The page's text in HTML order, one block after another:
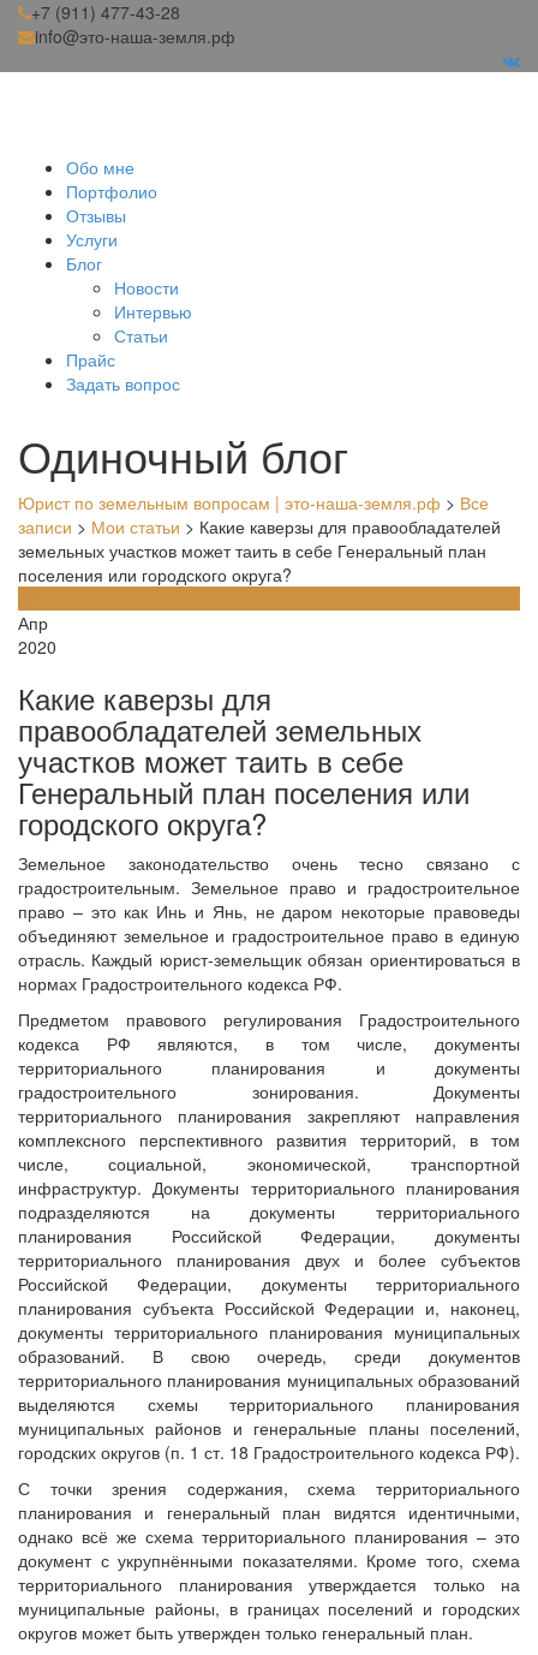
+7 (911) 477-43-28
info@это-наша-земля.рф
Обо мне
Портфолио
Отзывы
Услуги
Блог
Новости
Интервью
Статьи
Прайс
Задать вопрос
Одиночный блог
Юрист по земельным вопросам | это-наша-земля.рф > Все
записи > Мои статьи > Какие каверзы для правообладателей
земельных участков может таить в себе Генеральный план
поселения или городского округа?
Апр
2020
Какие каверзы для
правообладателей земельных
участков может таить в себе
Генеральный план поселения или
городского округа?
Земельное законодательство очень тесно связано с
градостроительным. Земельное право и градостроительное
право – это как Инь и Янь, не даром некоторые правоведы
объединяют земельное и градостроительное право в единую
отрасль. Каждый юрист-земельщик обязан ориентироваться в
нормах Градостроительного кодекса РФ.
Предметом правового регулирования Градостроительного
кодекса РФ являются, в том числе, документы
территориального планирования и документы
градостроительного зонирования. Документы
территориального планирования закрепляют направления
комплексного перспективного развития территорий, в том
числе, социальной, экономической, транспортной
инфраструктур. Документы территориального планирования
подразделяются на документы территориального
планирования Российской Федерации, документы
территориального планирования двух и более субъектов
Российской Федерации, документы территориального
планирования субъекта Российской Федерации и, наконец,
документы территориального планирования муниципальных
образований. В свою очередь, среди документов
территориального планирования муниципальных образований
выделяются схемы территориального планирования
муниципальных районов и генеральные планы поселений,
городских округов (п. 1 ст. 18 Градостроительного кодекса РФ).
С точки зрения содержания, схема территориального
планирования и генеральный план видятся идентичными,
однако всё же схема территориального планирования – это
документ с укрупнёнными показателями. Кроме того, схема
территориального планирования утверждается только на
муниципальные районы, в границах поселений и городских
округов может быть утвержден только генеральный план.